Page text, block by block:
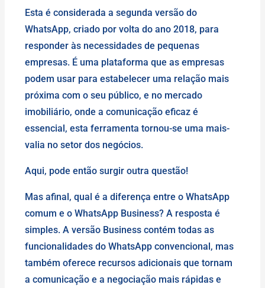
Esta é considerada a segunda versão do
WhatsApp, criado por volta do ano 2018, para
responder às necessidades de pequenas
empresas. É uma plataforma que as empresas
podem usar para estabelecer uma relação mais
próxima com o seu público, e no mercado
imobiliário, onde a comunicação eficaz é
essencial, esta ferramenta tornou-se uma mais-
valia no setor dos negócios.
Aqui, pode então surgir outra questão!
Mas afinal, qual é a diferença entre o WhatsApp
comum e o WhatsApp Business? A resposta é
simples. A versão Business contém todas as
funcionalidades do WhatsApp convencional, mas
também oferece recursos adicionais que tornam
a comunicação e a negociação mais rápidas e